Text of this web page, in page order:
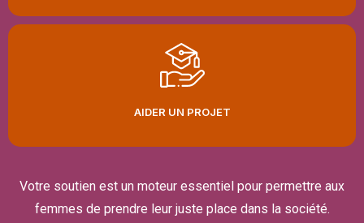
AIDER UN PROJET
Votre soutien est un moteur essentiel pour permettre aux
femmes de prendre leur juste place dans la société.